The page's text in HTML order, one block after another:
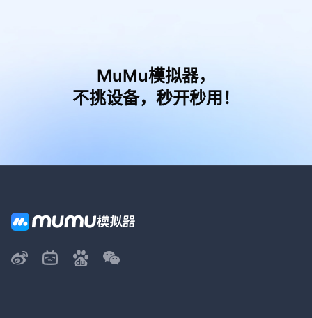
MuMu模拟器，
不挑设备，秒开秒用！